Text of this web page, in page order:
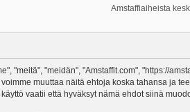
Amstaffiaiheista
"meitä", "meidän", "Amstaffit.com", "https://
muuttaa näitä ehtoja koska tahansa ja
vaatii että hyväksyt nämä ehdot siinä